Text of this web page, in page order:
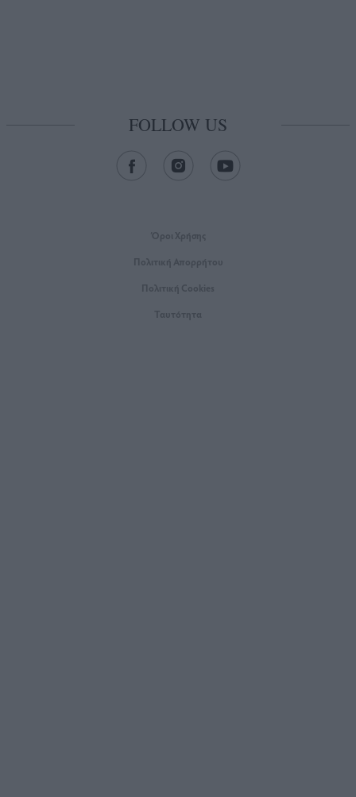
FOLLOW US
Όροι Xρήσης
Πολιτική Απορρήτου
Πολιτική Cookies
Ταυτότητα